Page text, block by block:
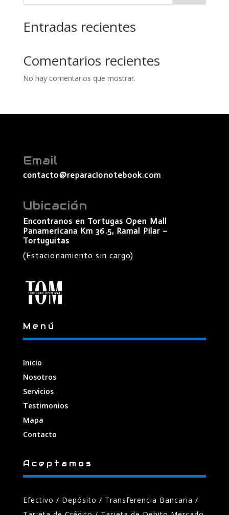
Entradas recientes
Comentarios recientes
No hay comentarios que mostrar.
Email
contacto@reparacionotebook.com
Ubicación
Encontranos en Tortugas Open Mall
Panamericana Km 36.5, Ramal Pilar –
Tortuguitas
(Estacionamiento sin cargo)
Menú
Inicio
Nosotros
Servicios
Testimonios
Mapa
Contacto
Aceptamos
Efectivo / Depósito / Transferencia Bancaria /